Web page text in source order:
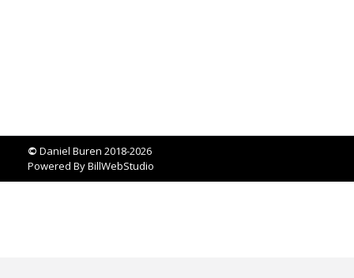
© Daniel Buren 2018-2026
Powered ByBillWebStudio